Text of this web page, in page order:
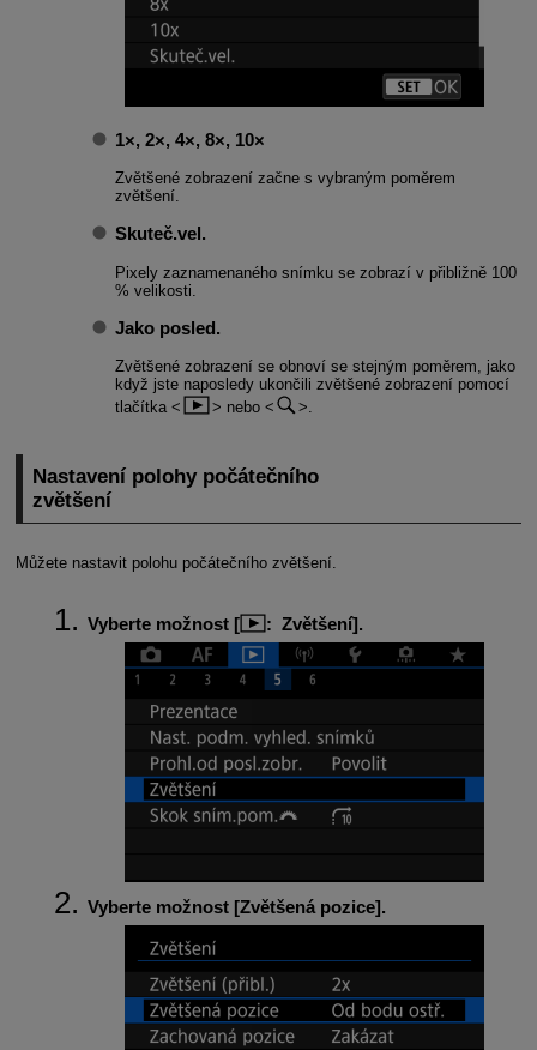
1×, 2×, 4×, 8×, 10×
Zvětšené zobrazení začne s vybraným poměrem
zvětšení.
Skuteč.vel.
Pixely zaznamenaného snímku se zobrazí v přibližně 100
% velikosti.
Jako posled.
Zvětšené zobrazení se obnoví se stejným poměrem, jako
když jste naposledy ukončili zvětšené zobrazení pomocí
tlačítka
nebo .
Nastavení polohy počátečního
zvětšení
Můžete nastavit polohu počátečního zvětšení.
Vyberte možnost [ : Zvětšení].
Vyberte možnost [Zvětšená pozice].